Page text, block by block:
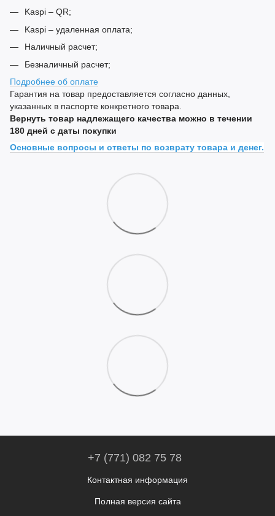
Kaspi – QR;
Kaspi – удаленная оплата;
Наличный расчет;
Безналичный расчет;
Подробнее об оплате
Гарантия на товар предоставляется согласно данных,
указанных в паспорте конкретного товара.
Вернуть товар надлежащего качества можно в течении
180 дней с даты покупки
Основные вопросы и ответы по возврату товара и денег.
+7 (771) 082 75 78
Контактная информация
Полная версия сайта